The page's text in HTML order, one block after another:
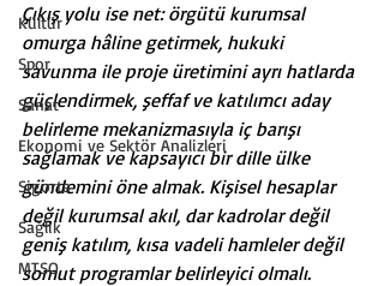
Kültür
Spor
Sanat
Ekonomi ve Sektör Analizleri
Sigorta
Sağlık
MTSO
Çıkış yolu ise net: örgütü kurumsal
omurga hâline getirmek, hukuki
savunma ile proje üretimini ayrı hatlarda
güçlendirmek, şeffaf ve katılımcı aday
belirleme mekanizmasıyla iç barışı
sağlamak ve kapsayıcı bir dille ülke
gündemini öne almak. Kişisel hesaplar
değil kurumsal akıl, dar kadrolar değil
geniş katılım, kısa vadeli hamleler değil
somut programlar belirleyici olmalı.